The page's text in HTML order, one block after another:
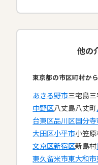
他の
東京都の市区町村か
あきる野市三宅島
中野区八丈島八丈町
台東区品川区国分寺
大田区小平市小笠
文京区新宿区新島村
東久留米市東大和市